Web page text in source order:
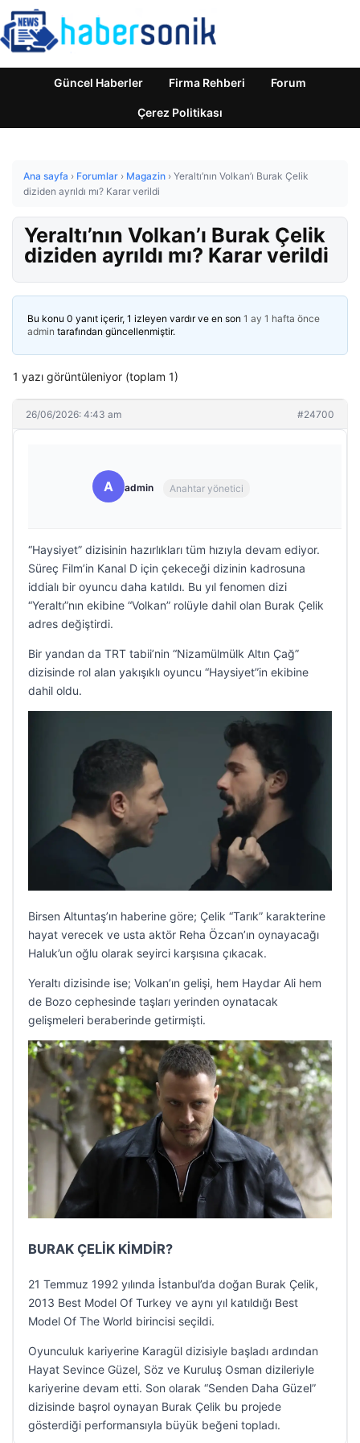
Güncel Haberler Firma Rehberi Forum
Çerez Politikası
Ana sayfa › Forumlar › Magazin › Yeraltı’nın Volkan’ı Burak Çelik
diziden ayrıldı mı? Karar verildi
Yeraltı’nın Volkan’ı Burak Çelik
diziden ayrıldı mı? Karar verildi
Bu konu 0 yanıt içerir, 1 izleyen vardır ve en son 1 ay 1 hafta önce
admin tarafından güncellenmiştir.
1 yazı görüntüleniyor (toplam 1)
26/06/2026: 4:43 am #24700
A admin Anahtar yönetici
“Haysiyet” dizisinin hazırlıkları tüm hızıyla devam ediyor.
Süreç Film’in Kanal D için çekeceği dizinin kadrosuna
iddialı bir oyuncu daha katıldı. Bu yıl fenomen dizi
“Yeraltı”nın ekibine “Volkan” rolüyle dahil olan Burak Çelik
adres değiştirdi.
Bir yandan da TRT tabii’nin “Nizamülmülk Altın Çağ”
dizisinde rol alan yakışıklı oyuncu “Haysiyet”in ekibine
dahil oldu.
Birsen Altuntaş’ın haberine göre; Çelik “Tarık” karakterine
hayat verecek ve usta aktör Reha Özcan’ın oynayacağı
Haluk’un oğlu olarak seyirci karşısına çıkacak.
Yeraltı dizisinde ise; Volkan’ın gelişi, hem Haydar Ali hem
de Bozo cephesinde taşları yerinden oynatacak
gelişmeleri beraberinde getirmişti.
BURAK ÇELİK KİMDİR?
21 Temmuz 1992 yılında İstanbul’da doğan Burak Çelik,
2013 Best Model Of Turkey ve aynı yıl katıldığı Best
Model Of The World birincisi seçildi.
Oyunculuk kariyerine Karagül dizisiyle başladı ardından
Hayat Sevince Güzel, Söz ve Kuruluş Osman dizileriyle
kariyerine devam etti. Son olarak “Senden Daha Güzel”
dizisinde başrol oynayan Burak Çelik bu projede
gösterdiği performansıyla büyük beğeni topladı.